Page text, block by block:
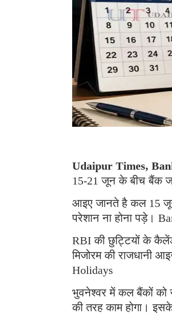
Udaipur Times,
15-21 जून के बीच बैंक
आइए जानते है कल 15
परेशान ना होना पड़े।
RBI की छुट्टियों के
मिजोरम की राजधानी
Holidays
भुवनेश्वर में कल बैंकों को
की तरह काम होगा।